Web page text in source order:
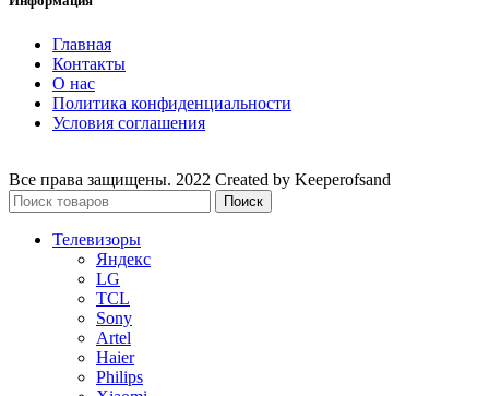
Главная
Контакты
О нас
Политика конфиденциальности
Условия соглашения
Все права защищены. 2022 Created by Keeperofsand
Поиск
Телевизоры
Яндекс
LG
TCL
Sony
Artel
Haier
Philips